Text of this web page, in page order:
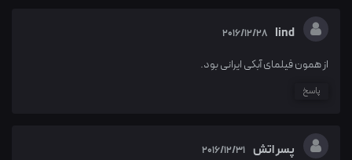
lind
2016/12/28
از همون فیلمای آبکی ایرانی بود.
پاسخ
پسر اتش 2016/12/31